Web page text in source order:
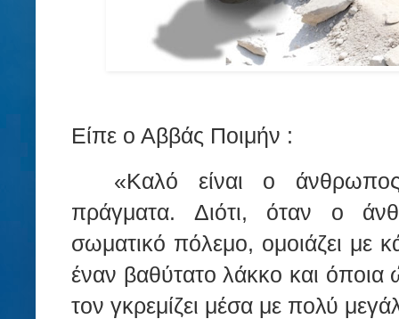
Είπε ο Αββάς Ποιμήν :
«Καλό είναι ο
πράγματα. Διότι, όταν ο
σωματικό πόλεμο, ομοιάζει με
έναν βαθύτατο λάκκο και
τον γκρεμίζει μέσα με πολύ